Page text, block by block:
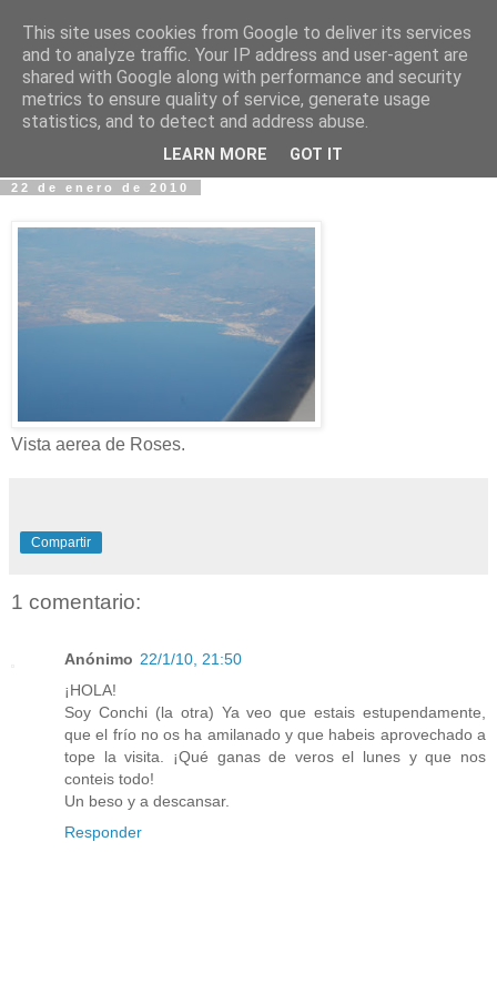
Fotos y Cosas
Miguel Sáenz de Santa María Elizalde
"Un blog es como un diario, pero sin candado".
22 de enero de 2010
Vista aerea de Roses.
Compartir
1 comentario:
Anónimo 22/1/10, 21:50
¡HOLA!
Soy Conchi (la otra) Ya veo que estais estupendamente,
que el frío no os ha amilanado y que habeis aprovechado a
tope la visita. ¡Qué ganas de veros el lunes y que nos
conteis todo!
Un beso y a descansar.
Responder
This site uses cookies from Google to deliver its services
and to analyze traffic. Your IP address and user-agent are
shared with Google along with performance and security
metrics to ensure quality of service, generate usage
statistics, and to detect and address abuse.
LEARN MORE GOT IT